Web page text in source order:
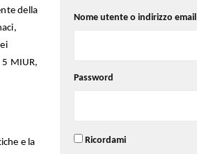
della
MIUR,
e la
Nome utente o indirizzo email
Password
Ricordami